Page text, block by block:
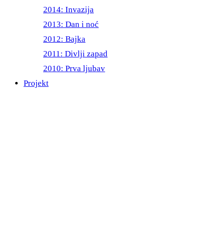
2014: Invazija
2013: Dan i noć
2012: Bajka
2011: Divlji zapad
2010: Prva ljubav
Projekt